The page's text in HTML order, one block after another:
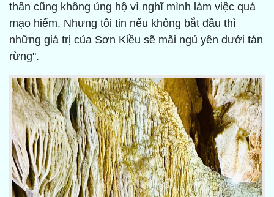
thân cũng không ủng hộ vì nghĩ mình làm việc quá
mạo hiểm. Nhưng tôi tin nếu không bắt đầu thì
những giá trị của Sơn Kiều sẽ mãi ngủ yên dưới tán
rừng".